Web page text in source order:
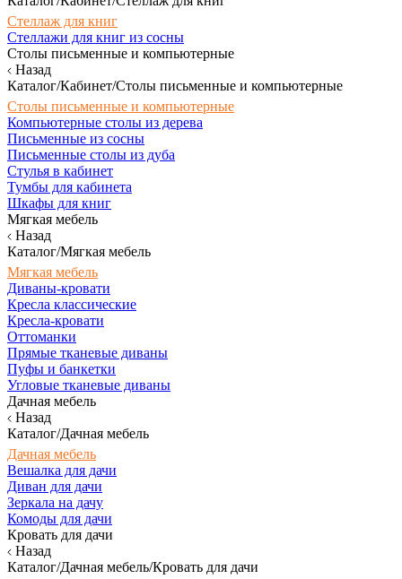
Стеллаж для книг
Стеллажи для книг из сосны
Столы письменные и компьютерные
Назад
Каталог/Кабинет/Столы письменные и компьютерные
Столы письменные и компьютерные
Компьютерные столы из дерева
Письменные из сосны
Письменные столы из дуба
Стулья в кабинет
Тумбы для кабинета
Шкафы для книг
Мягкая мебель
Назад
Каталог/Мягкая мебель
Мягкая мебель
Диваны-кровати
Кресла классические
Кресла-кровати
Оттоманки
Прямые тканевые диваны
Пуфы и банкетки
Угловые тканевые диваны
Дачная мебель
Назад
Каталог/Дачная мебель
Дачная мебель
Вешалка для дачи
Диван для дачи
Зеркала на дачу
Комоды для дачи
Кровать для дачи
Назад
Каталог/Дачная мебель/Кровать для дачи